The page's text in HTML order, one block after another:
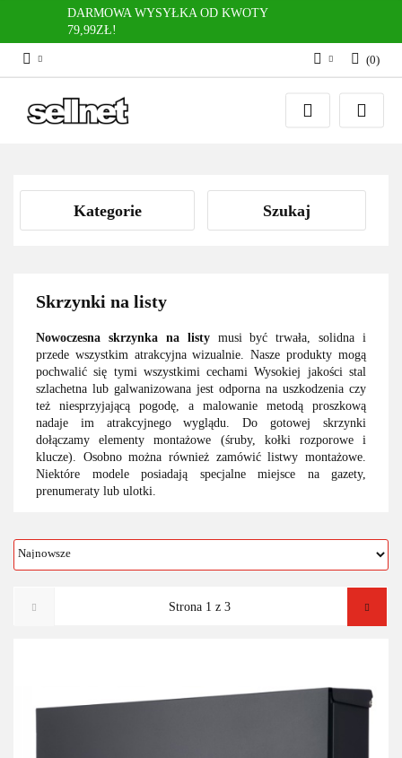
DARMOWA WYSYŁKA OD KWOTY
79,99ZŁ!
Zaloguj się
Zarejestruj się
(0)
Kategorie Szukaj
Skrzynki na listy
Nowoczesna skrzynka na listy musi być trwała, solidna i
przede wszystkim atrakcyjna wizualnie. Nasze produkty mogą
pochwalić się tymi wszystkimi cechami Wysokiej jakości stal
szlachetna lub galwanizowana jest odporna na uszkodzenia czy
też niesprzyjającą pogodę, a malowanie metodą proszkową
nadaje im atrakcyjnego wyglądu. Do gotowej skrzynki
dołączamy elementy montażowe (śruby, kołki rozporowe i
klucze). Osobno można również zamówić listwy montażowe.
Niektóre modele posiadają specjalne miejsce na gazety,
prenumeraty lub ulotki.